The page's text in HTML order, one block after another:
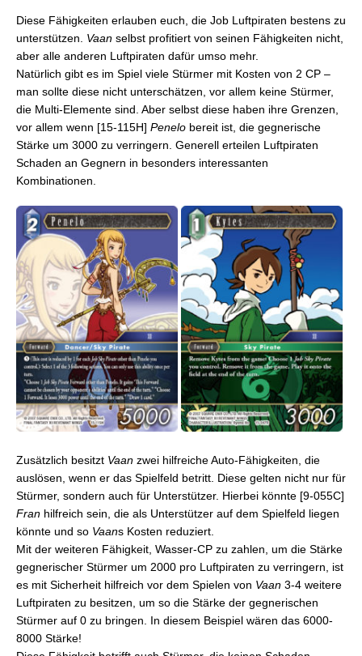
Diese Fähigkeiten erlauben euch, die Job Luftpiraten bestens zu
unterstützen. Vaan selbst profitiert von seinen Fähigkeiten nicht,
aber alle anderen Luftpiraten dafür umso mehr.
Natürlich gibt es im Spiel viele Stürmer mit Kosten von 2 CP –
man sollte diese nicht unterschätzen, vor allem keine Stürmer,
die Multi-Elemente sind. Aber selbst diese haben ihre Grenzen,
vor allem wenn [15-115H] Penelo bereit ist, die gegnerische
Stärke um 3000 zu verringern. Generell erteilen Luftpiraten
Schaden an Gegnern in besonders interessanten
Kombinationen.
Zusätzlich besitzt Vaan zwei hilfreiche Auto-Fähigkeiten, die
auslösen, wenn er das Spielfeld betritt. Diese gelten nicht nur für
Stürmer, sondern auch für Unterstützer. Hierbei könnte [9-055C]
Fran hilfreich sein, die als Unterstützer auf dem Spielfeld liegen
könnte und so Vaans Kosten reduziert.
Mit der weiteren Fähigkeit, Wasser-CP zu zahlen, um die Stärke
gegnerischer Stürmer um 2000 pro Luftpiraten zu verringern, ist
es mit Sicherheit hilfreich vor dem Spielen von Vaan 3-4 weitere
Luftpiraten zu besitzen, um so die Stärke der gegnerischen
Stürmer auf 0 zu bringen. In diesem Beispiel wären das 6000-
8000 Stärke!